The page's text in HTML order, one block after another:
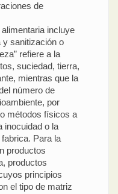
de
incluye
sanitización o
refiere a la
suciedad, tierra,
mientras que la
número de
por
métodos físicos a
inocuidad o la
Para la
productos
productos
principios
el tipo de matriz